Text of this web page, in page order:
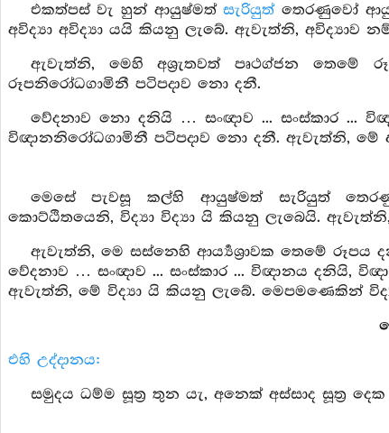
එකත්පස් වැ හුන් ආයුෂ්මත්සැරියුත්තෙරණුවෝ
අවිද්‍යා අවිද්‍යා යයි කියනු ලැබේ. ඇවැත්නි, අවිද්‍යාව
ඇවැත්නි, මෙහි අශ්‍රැතවත් පෘථග්ජන
රූපනිරෝධගාමිනී පටිපදාව නො දනී.
වේදනාව නො දනියි … සංඥාව ... සංස්කාර
විඥානනිරෝධගාමිනී පටිපදාව නො දනී. ඇවැත්නි, මේ
මෙසේ පැවසූ කල්හි ආයුෂ්මත් සැරියුත්
කොට්ඨිතයෙනි, විද්‍යා විද්‍යා යි කියනු ලැබෙයි.
ඇවැත්නි, මෙ සස්නෙහි ආර්‍ය්‍යශ්‍රාවක තෙමේ
වේදනාව … සංඥාව ... සංස්කාර ... විඥානය දනියි,
ඇවැත්නි, මේ විද්‍යා යි කියනු ලැබේ. මෙපමණෙකින්
එහි උද්දානය:
සමුදය ධම්ම සූත්‍ර තුන යැ, අනෙක් අස්සාද සූත්‍ර